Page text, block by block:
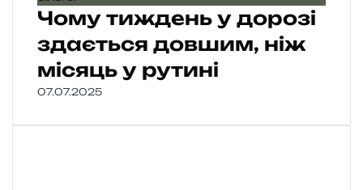
Чому тиждень у дорозі
здається довшим, ніж
місяць у рутині
07.07.2025